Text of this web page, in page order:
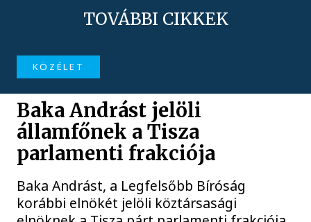
TOVÁBBI CIKKEK
KÖZÉLET
Baka Andrást jelöli
államfőnek a Tisza
parlamenti frakciója
Baka Andrást, a Legfelsőbb Bíróság
korábbi elnökét jelöli köztársasági